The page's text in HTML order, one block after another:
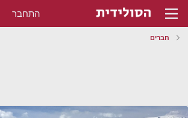
התחבר
חברים